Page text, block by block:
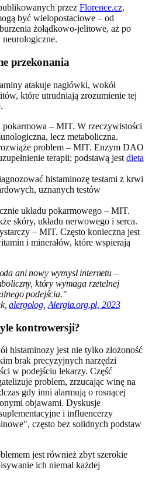
przez Florence.cz,
być wielopostaciowe – od
żołądkowo-jelitowe, aż po
przekonania
atakuje nagłówki, wokół
które utrudniają zrozumienie tej
pokarmowa – MIT. W rzeczywistości
lecz metaboliczna.
problem – MIT. Enzym DAO
terapii; podstawą jest dieta
histaminozę testami z krwi
uznanych testów
układu pokarmowego – MIT.
skóry, układu nerwowego i serca.
– MIT. Często konieczna jest
i minerałów, które wspierają
ani nowy wymysł internetu –
który wymaga rzetelnej
podejścia."
alergolog, Alergia.org.pl, 2023
kontrowersji?
histaminozy jest nie tylko złożoność
brak precyzyjnych narzędzi
w podejściu lekarzy. Część
problem, zrzucając winę na
gdy inni alarmują o rosnącej
objawami. Dyskusje
i influencerzy
często bez solidnych podstaw
jest również zbyt szerokie
ich niemal każdej